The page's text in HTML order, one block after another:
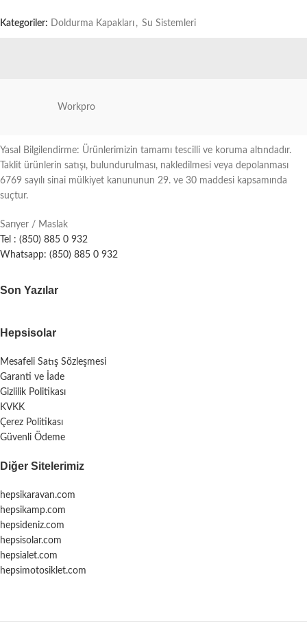
Kategoriler: Doldurma Kapakları , Su Sistemleri
Workpro
Yasal Bilgilendirme: Ürünlerimizin tamamı tescilli ve koruma altındadır.
Taklit ürünlerin satışı, bulundurulması, nakledilmesi veya depolanması
6769 sayılı sinai mülkiyet kanununun 29. ve 30 maddesi kapsamında
suçtur.
Sarıyer / Maslak
Tel : (850) 885 0 932
Whatsapp: (850) 885 0 932
Son Yazılar
Hepsisolar
Mesafeli Satış Sözleşmesi
Garanti ve İade
Gizlilik Politikası
KVKK
Çerez Politikası
Güvenli Ödeme
Diğer Sitelerimiz
hepsikaravan.com
hepsikamp.com
hepsideniz.com
hepsisolar.com
hepsialet.com
hepsimotosiklet.com